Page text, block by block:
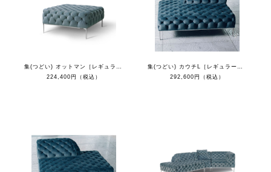
集(つどい) オットマン［レギュラーカラー］
224,400円（税込）
集(つどい) カウチL［レギュラーカラー］
292,600円（税込）